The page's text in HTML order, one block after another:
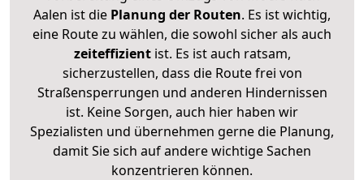
Aalen ist die Planung der Routen. Es ist wichtig,
eine Route zu wählen, die sowohl sicher als auch
zeiteffizientist. Es ist auch ratsam,
sicherzustellen, dass die Route frei von
Straßensperrungen und anderen Hindernissen
ist. Keine Sorgen, auch hier haben wir
Spezialisten und übernehmen gerne die Planung,
damit Sie sich auf andere wichtige Sachen
konzentrieren können.